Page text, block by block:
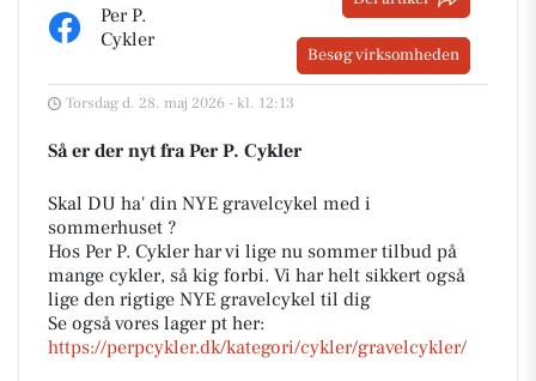
Per P.
Cykler
Besøg virksomheden
Torsdag d. 28. maj 2026 - kl. 12:13
Så er der nyt fra Per P. Cykler
Skal DU ha' din NYE gravelcykel med i
sommerhuset ?
Hos Per P. Cykler har vi lige nu sommer tilbud på
mange cykler, så kig forbi. Vi har helt sikkert også
lige den rigtige NYE gravelcykel til dig
Se også vores lager pt her:
https://perpcykler.dk/kategori/cykler/gravelcykler/